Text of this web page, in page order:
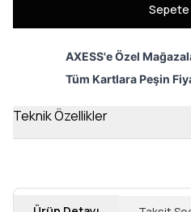
Sepete
AXESS'e Özel
Tüm Kartlara Peşin
Teknik Özellikler